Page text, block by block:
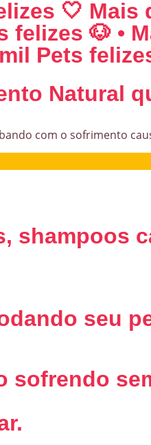
🤍 Mais
felizes 🐶 •
Pets
Natural
com o sofrimento
shampoos
seu
sofrendo